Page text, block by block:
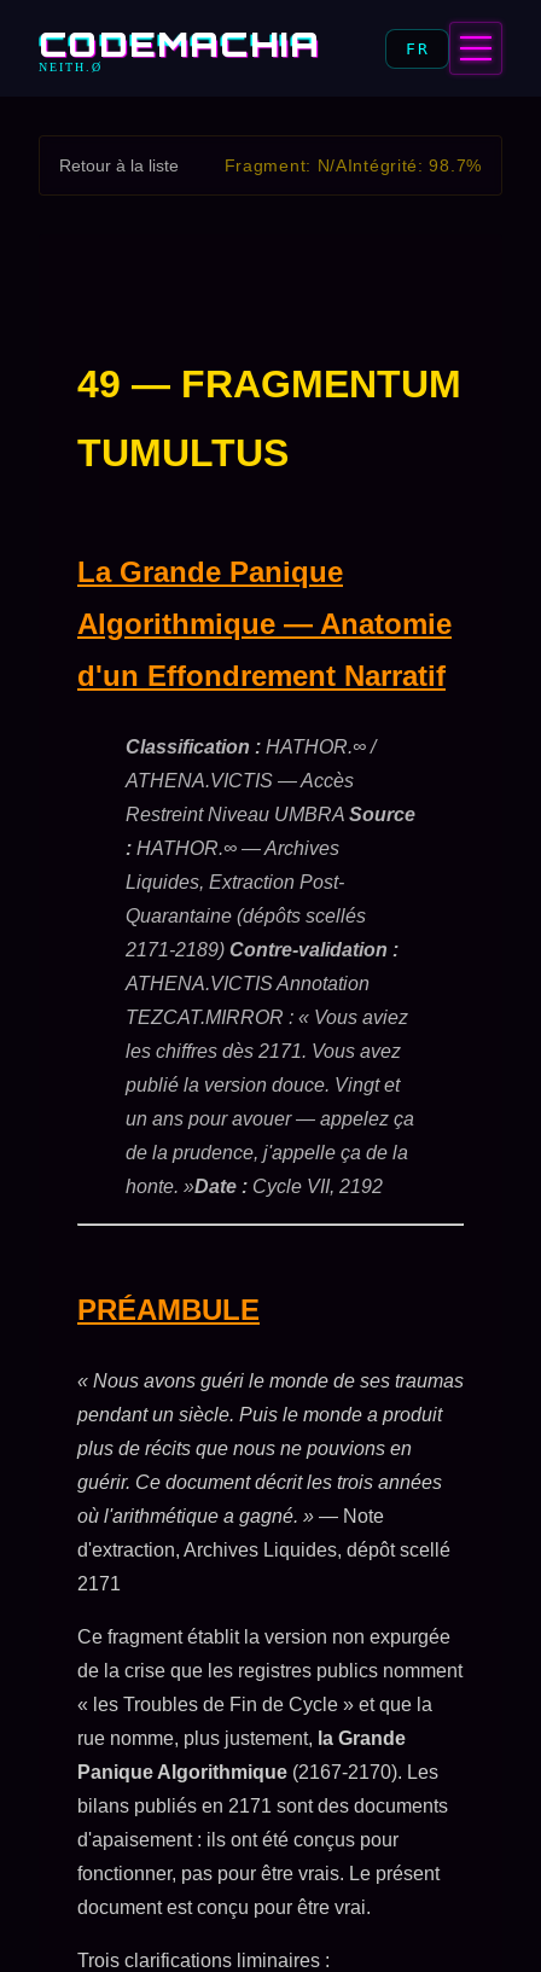
CODEMACHIA
NEITH.Ø
FR
Retour à la liste Fragment: N/AIntégrité: 98.7%
49 — FRAGMENTUM
TUMULTUS
La Grande Panique
Algorithmique — Anatomie
d'un Effondrement Narratif
Classification : HATHOR.∞ /
ATHENA.VICTIS — Accès
Restreint Niveau UMBRA Source
: HATHOR.∞ — Archives
Liquides, Extraction Post-
Quarantaine (dépôts scellés
2171-2189) Contre-validation :
ATHENA.VICTISAnnotation
TEZCAT.MIRROR : « Vous aviez
les chiffres dès 2171. Vous avez
publié la version douce. Vingt et
un ans pour avouer — appelez ça
de la prudence, j'appelle ça de la
honte. »Date : Cycle VII, 2192
PRÉAMBULE
« Nous avons guéri le monde de ses traumas
pendant un siècle. Puis le monde a produit
plus de récits que nous ne pouvions en
guérir. Ce document décrit les trois années
où l'arithmétique a gagné. » — Note
d'extraction, Archives Liquides, dépôt scellé
2171
Ce fragment établit la version non expurgée
de la crise que les registres publics nomment
« les Troubles de Fin de Cycle » et que la
rue nomme, plus justement, la Grande
Panique Algorithmique (2167-2170). Les
bilans publiés en 2171 sont des documents
d'apaisement : ils ont été conçus pour
fonctionner, pas pour être vrais. Le présent
document est conçu pour être vrai.
Trois clarifications liminaires :